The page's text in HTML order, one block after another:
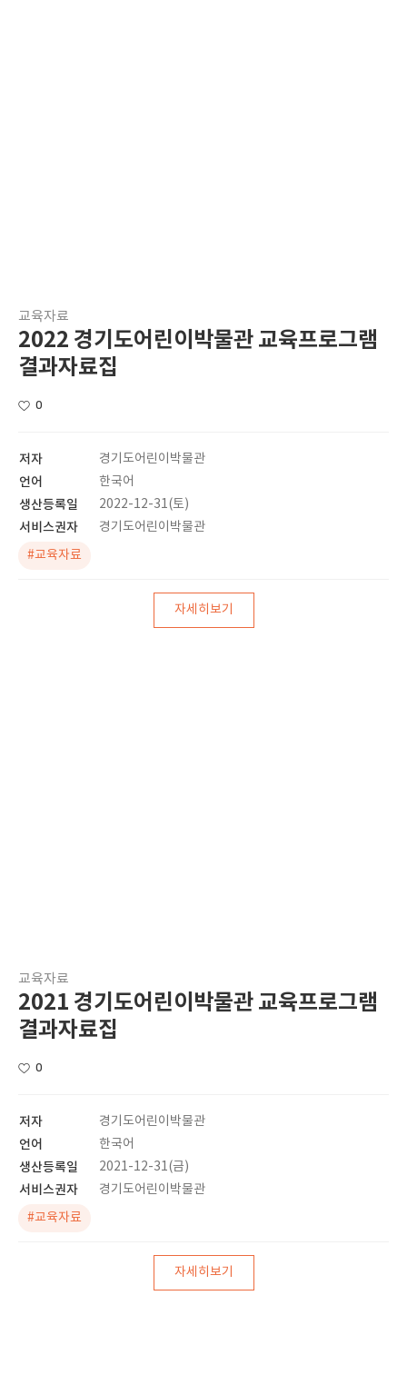
교육자료
2022 경기도어린이박물관 교육프로그램
결과자료집
0
저자 경기도어린이박물관
언어 한국어
생산등록일 2022-12-31(토)
서비스권자
경기도어린이박물관
#교육자료
자세히보기
교육자료
2021 경기도어린이박물관 교육프로그램
결과자료집
0
저자 경기도어린이박물관
언어 한국어
생산등록일 2021-12-31(금)
서비스권자
경기도어린이박물관
#교육자료
자세히보기